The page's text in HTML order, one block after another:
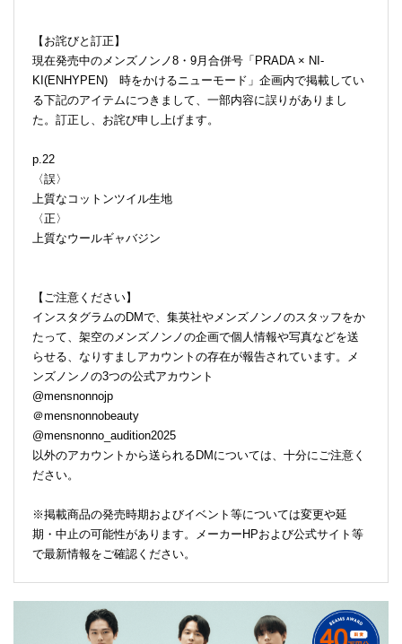
【お詫びと訂正】
現在発売中のメンズノンノ8・9月合併号「PRADA × NI-
KI(ENHYPEN) 時をかけるニューモード」企画内で掲載してい
る下記のアイテムにつきまして、一部内容に誤りがありまし
た。訂正し、お詫び申し上げます。
p.22
〈誤〉
上質なコットンツイル生地
〈正〉
上質なウールギャバジン
【ご注意ください】
インスタグラムのDMで、集英社やメンズノンノのスタッフをか
たって、架空のメンズノンノの企画で個人情報や写真などを送
らせる、なりすましアカウントの存在が報告されています。メ
ンズノンノの3つの公式アカウント
@mensnonnojp
＠mensnonnobeauty
@mensnonno_audition2025
以外のアカウントから送られるDMについては、十分にご注意く
ださい。
※掲載商品の発売時期およびイベント等については変更や延
期・中止の可能性があります。メーカーHPおよび公式サイト等
で最新情報をご確認ください。